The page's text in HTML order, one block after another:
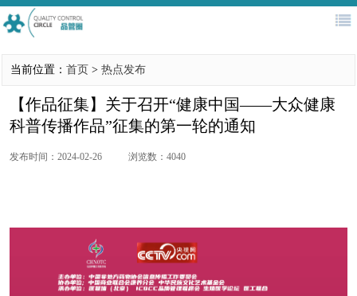
首页 QC大赛
医务管理 评审专家库 培训认证 往届回顾
当前位置： 首页 > 热点发布
【作品征集】关于召开“健康中国——大众健康
科普传播作品”征集的第一轮的通知
发布时间：2024-02-26 浏览数：4040